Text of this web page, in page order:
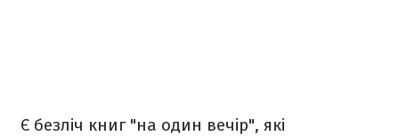
Є безліч книг "на один вечір", які